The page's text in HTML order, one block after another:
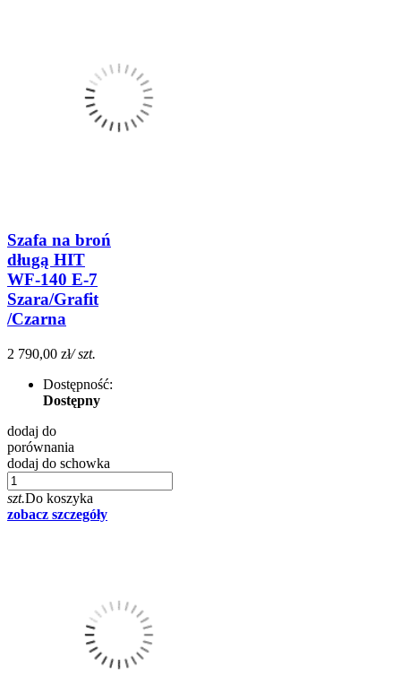
Szafa na broń
długą HIT
WF-140 E-7
Szara/Grafit
/Czarna
2 790,00 zł/ szt.
Dostępność:
Dostępny
dodaj do
porównania
dodaj do schowka
szt.Do koszyka
zobacz szczegóły